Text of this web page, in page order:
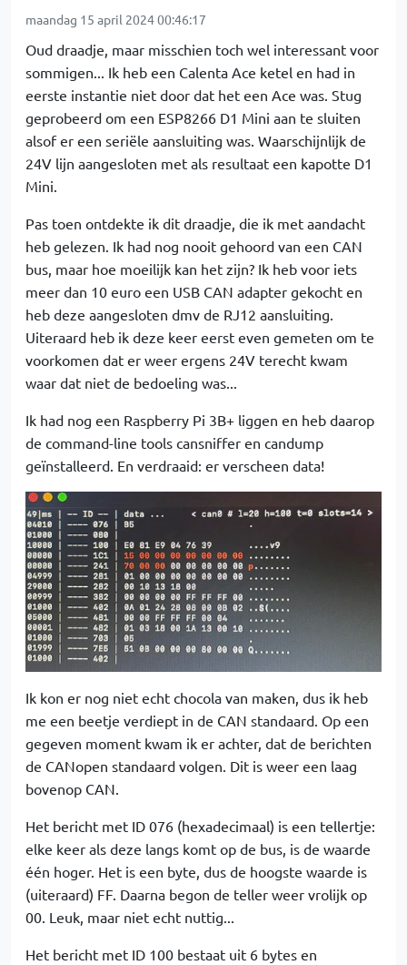
maandag 15 april 2024 00:46:17
Oud draadje, maar misschien toch wel interessant voor
sommigen... Ik heb een Calenta Ace ketel en had in
eerste instantie niet door dat het een Ace was. Stug
geprobeerd om een ESP8266 D1 Mini aan te sluiten
alsof er een seriële aansluiting was. Waarschijnlijk de
24V lijn aangesloten met als resultaat een kapotte D1
Mini.
Pas toen ontdekte ik dit draadje, die ik met aandacht
heb gelezen. Ik had nog nooit gehoord van een CAN
bus, maar hoe moeilijk kan het zijn? Ik heb voor iets
meer dan 10 euro een USB CAN adapter gekocht en
heb deze aangesloten dmv de RJ12 aansluiting.
Uiteraard heb ik deze keer eerst even gemeten om te
voorkomen dat er weer ergens 24V terecht kwam
waar dat niet de bedoeling was...
Ik had nog een Raspberry Pi 3B+ liggen en heb daarop
de command-line tools cansniffer en candump
geïnstalleerd. En verdraaid: er verscheen data!
Ik kon er nog niet echt chocola van maken, dus ik heb
me een beetje verdiept in de CAN standaard. Op een
gegeven moment kwam ik er achter, dat de berichten
de CANopen standaard volgen. Dit is weer een laag
bovenop CAN.
Het bericht met ID 076 (hexadecimaal) is een tellertje:
elke keer als deze langs komt op de bus, is de waarde
één hoger. Het is een byte, dus de hoogste waarde is
(uiteraard) FF. Daarna begon de teller weer vrolijk op
00. Leuk, maar niet echt nuttig...
Het bericht met ID 100 bestaat uit 6 bytes en